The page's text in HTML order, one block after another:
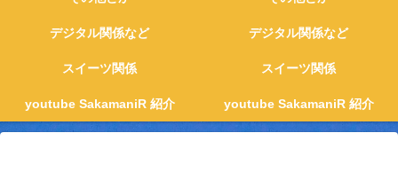
デジタル関係など デジタル関係など
スイーツ関係 スイーツ関係
youtube SakamaniR 紹介 youtube SakamaniR 紹介